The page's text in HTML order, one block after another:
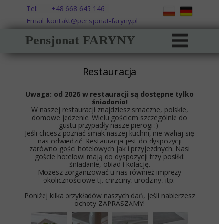
Pensjonat FARYNY
Tel: +48 668 645 146
Email: kontakt@pensjonat-faryny.pl
Uwaga: od 2026 w restauracji są dostępne tylko
śniadania!
W naszej restauracji znajdziesz smaczne, polskie,
domowe jedzenie. Wielu gościom szczególnie do
gustu przypadły nasze pierogi :)
Jeśli chcesz poznać smak naszej kuchni, nie wahaj się
nas odwiedzić. Restauracja jest do dyspozycji
zarówno gości hotelowych jak i przyjezdnych. Nasi
goście hotelowi mają do dyspozycji trzy posiłki:
śniadanie, obiad i kolację.
Możesz zorganizować u nas również imprezy
okolicznościowe tj. chrzciny, urodziny, itp.
Poniżej kilka przykładów naszych dań, jeśli nabierzesz
ochoty ZAPRASZAMY!
Restauracja